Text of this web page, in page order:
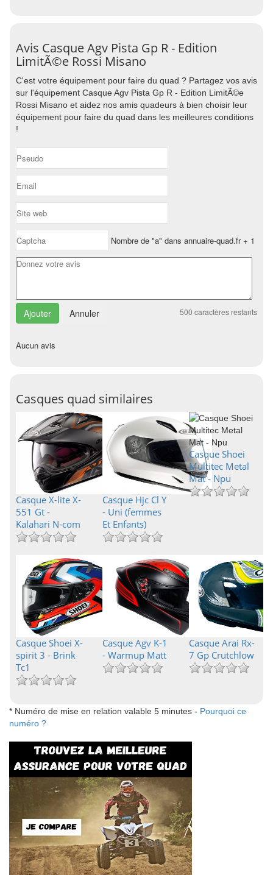
Avis Casque Agv Pista Gp R - Edition
LimitÃ©e Rossi Misano
C'est votre équipement pour faire du quad ? Partagez vos avis
sur l'équipement Casque Agv Pista Gp R - Edition LimitÃ©e
Rossi Misano et aidez nos amis quadeurs à bien choisir leur
équipement pour faire du quad dans les meilleures conditions
!
Nombre de "a" dans annuaire-quad.fr + 1
Annuler 500 caractères restants
Aucun avis
Casques quad similaires
Casque X-lite X-
551 Gt -
Kalahari N-com
Casque Hjc Cl Y
- Uni (femmes
Et Enfants)
Casque Shoei
Multitec Metal
Mat - Npu
Casque Shoei X-
spirit 3 - Brink
Tc1
Casque Agv K-1
- Warmup Matt
Casque Arai Rx-
7 Gp Crutchlow
* Numéro de mise en relation valable 5 minutes - Pourquoi ce
numéro ?